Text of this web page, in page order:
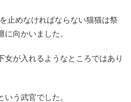
止めなければならない猫猫は祭
向かいました。
女が入れるようなところではあり
いう武官でした。